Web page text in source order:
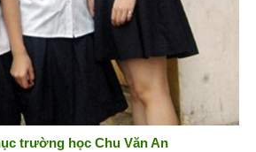
trường học Chu Văn An